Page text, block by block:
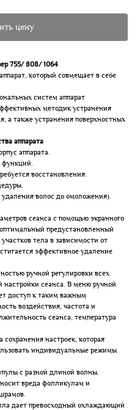
цену
755/ 808/ 1064
который совмещает в себе
систем аппарат
методик устранения
а также устранения поверхностных
аппарата
аппарата.
функций.
восстановления.
волос до омоложения).
сеанса с помощью экранного
предустановленный
тела в зависимости от
эффективное удаление
ручной регулировки всех
сеанса. В меню ручной
доступ к таким важным
воздействия, частота и
сеанса, температура
сохранения настроек, которая
индивидуальные режимы
с разной длиной волны.
вреда фолликулам и
дает превосходный охлаждающий